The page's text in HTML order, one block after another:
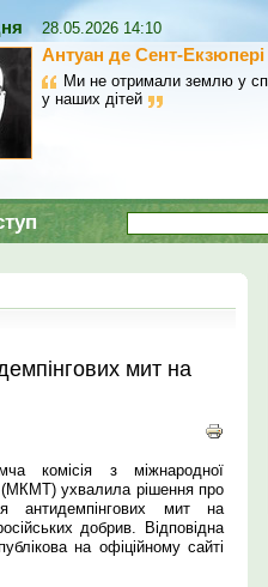
28.05.2026 14:10
Антуан де Сент-Екзюпері
Ми не отримали землю у
у наших дітей
мит на
комісія з міжнародної
(МКМТ) ухвалила рішення про
антидемпінгових мит на
добрив. Відповідна
на офіційному сайті